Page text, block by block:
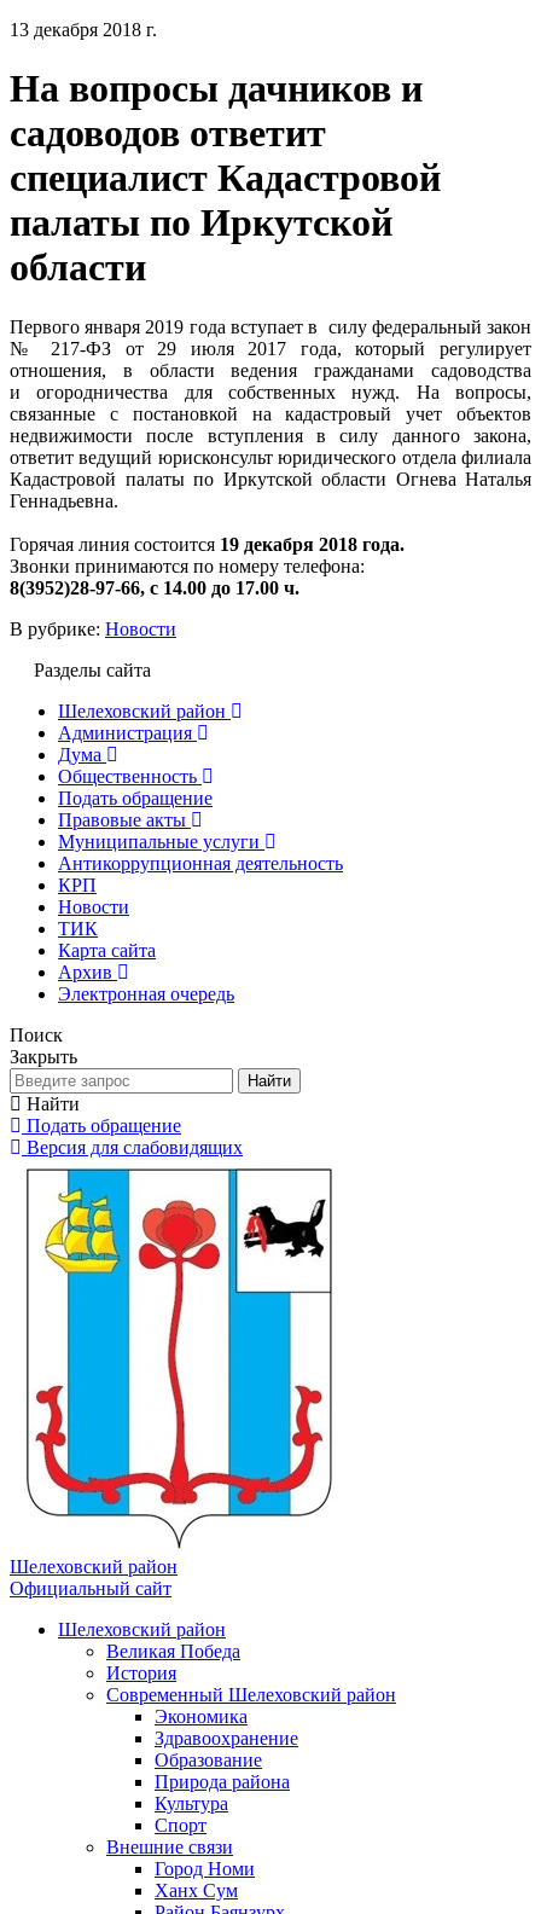
13 декабря 2018 г.
На вопросы дачников и
садоводов ответит
специалист Кадастровой
палаты по Иркутской
области
Первого января 2019 года вступает в силу федеральный закон
№ 217-ФЗ от 29 июля 2017 года, который регулирует
отношения, в области ведения гражданами садоводства
и огородничества для собственных нужд. На вопросы,
связанные с постановкой на кадастровый учет объектов
недвижимости после вступления в силу данного закона,
ответит ведущий юрисконсульт юридического отдела филиала
Кадастровой палаты по Иркутской области Огнева Наталья
Геннадьевна.
Горячая линия состоится 19 декабря 2018 года.
Звонки принимаются по номеру телефона:
8(3952)28-97-66, с 14.00 до 17.00 ч.
В рубрике: Новости
Разделы сайта
Шелеховский район
Администрация
Дума
Общественность
Подать обращение
Правовые акты
Муниципальные услуги
Антикоррупционная деятельность
КРП
Новости
ТИК
Карта сайта
Архив
Электронная очередь
Поиск
Закрыть
Найти
Найти
Подать обращение
Версия для слабовидящих
Шелеховский район
Официальный сайт
Шелеховский район
Великая Победа
История
Современный Шелеховский район
Экономика
Здравоохранение
Образование
Природа района
Культура
Спорт
Внешние связи
Город Номи
Ханх Сум